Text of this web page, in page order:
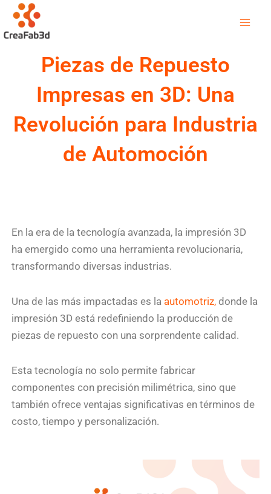
contenido
Piezas de Repuesto
Impresas en 3D: Una
Revolución para Industria
de Automoción
En la era de la tecnología avanzada, la impresión 3D
ha emergido como una herramienta revolucionaria,
transformando diversas industrias.
Una de las más impactadas es la automotriz, donde la
impresión 3D está redefiniendo la producción de
piezas de repuesto con una sorprendente calidad.
Esta tecnología no solo permite fabricar
componentes con precisión milimétrica, sino que
también ofrece ventajas significativas en términos de
costo, tiempo y personalización.